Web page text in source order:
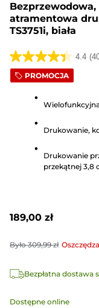
atramentowa
TS3751i, biała
4.4
4.4
na
gwiazdek.
Recenzji
PROMOCJA
Drukowanie,
Drukowanie
przekątnej 3,8
189,00 zł
Było309,99 zł
Bezpłatna dostawa
Dostępne online